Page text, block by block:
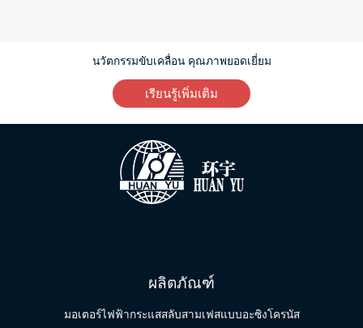
นวัตกรรมขับเคลื่อน คุณภาพยอดเยี่ยม
เรียนรู้เพิ่มเติม
ผลิตภัณฑ์
มอเตอร์ไฟฟ้ากระแสสลับสามเฟสแบบอะซิงโครนัส